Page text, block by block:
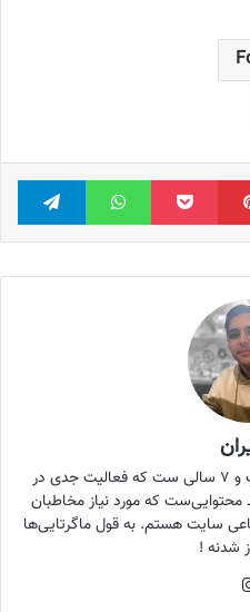
‫پین‌ترست پاکت واتس آپ
هم‌بنیانگذار ماگرتا ، عاشق دنیای وب و ۷ سالی ست که فعالیت جدی در
که مورد نیاز مخاطبان
سایت هستم. به قول ماگرتایی‌ها
شدنه !